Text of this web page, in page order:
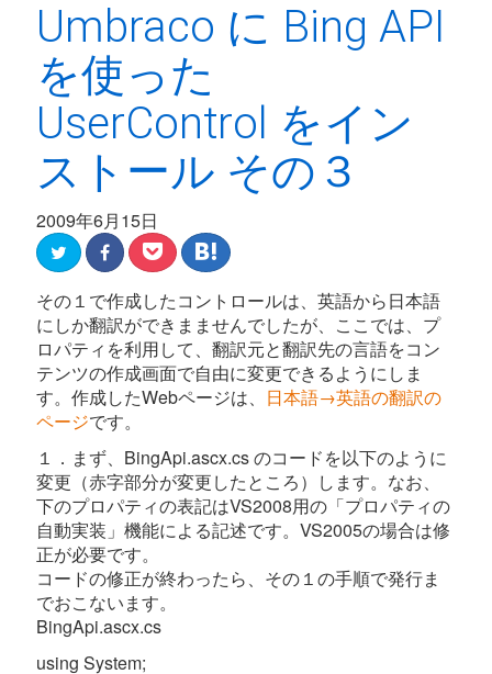
Umbraco に Bing API
を使った
UserControl をイン
ストール その３
2009年6月15日
その１で作成したコントロールは、英語から日本語
にしか翻訳ができまませんでしたが、ここでは、プ
ロパティを利用して、翻訳元と翻訳先の言語をコン
テンツの作成画面で自由に変更できるようにしま
す。作成したWebページは、 日本語→英語の翻訳の
ページです。
１．まず、BingApi.ascx.cs のコードを以下のように
変更（赤字部分が変更したところ）します。なお、
下のプロパティの表記はVS2008用の「プロパティの
自動実装」機能による記述です。VS2005の場合は修
正が必要です。
コードの修正が終わったら、その１の手順で発行ま
でおこないます。
BingApi.ascx.cs
using System;